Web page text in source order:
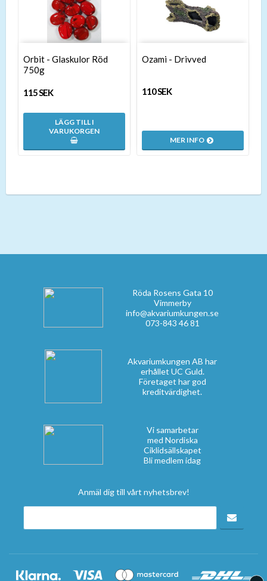
Orbit - Glaskulor Röd
750g
115 SEK
LÄGG TILL I
VARUKORGEN
Ozami - Drivved
110 SEK
MER INFO
Röda Rosens Gata 10
Vimmerby
info@akvariumkungen.se
073-843 46 81
Akvariumkungen AB har
erhållet UC Guld.
Företaget har god
kreditvärdighet.
Vi samarbetar
med Nordiska
Ciklidsällskapet
Bli medlem idag
Anmäl dig till vårt nyhetsbrev!